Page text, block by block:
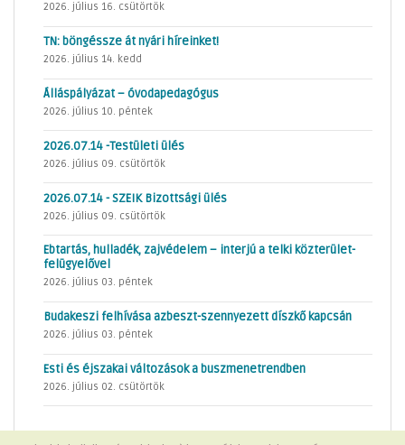
2026. július 16. csütörtök
TN: böngéssze át nyári híreinket!
2026. július 14. kedd
Álláspályázat – óvodapedagógus
2026. július 10. péntek
2026.07.14 -Testületi ülés
2026. július 09. csütörtök
2026.07.14 - SZEIK Bizottsági ülés
2026. július 09. csütörtök
Ebtartás, hulladék, zajvédelem – interjú a telki közterület-
felügyelővel
2026. július 03. péntek
Budakeszi felhívása azbeszt-szennyezett díszkő kapcsán
2026. július 03. péntek
Esti és éjszakai változások a buszmenetrendben
2026. július 02. csütörtök